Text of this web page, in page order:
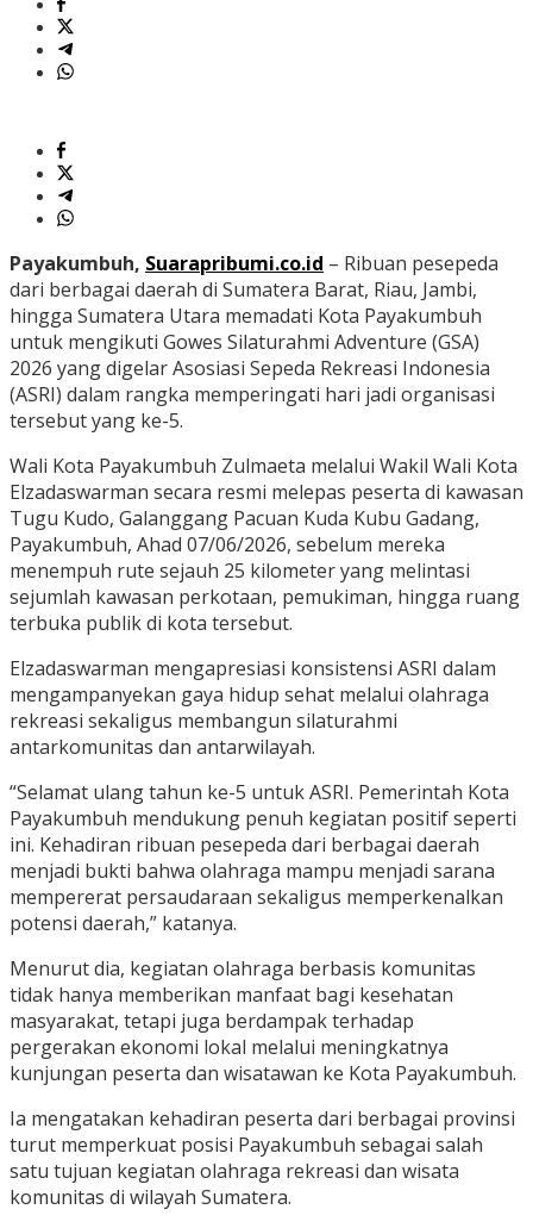
Payakumbuh, Suarapribumi.co.id – Ribuan pesepeda
dari berbagai daerah di Sumatera Barat, Riau, Jambi,
hingga Sumatera Utara memadati Kota Payakumbuh
untuk mengikuti Gowes Silaturahmi Adventure (GSA)
2026 yang digelar Asosiasi Sepeda Rekreasi Indonesia
(ASRI) dalam rangka memperingati hari jadi organisasi
tersebut yang ke-5.
Wali Kota Payakumbuh Zulmaeta melalui Wakil Wali Kota
Elzadaswarman secara resmi melepas peserta di kawasan
Tugu Kudo, Galanggang Pacuan Kuda Kubu Gadang,
Payakumbuh, Ahad 07/06/2026, sebelum mereka
menempuh rute sejauh 25 kilometer yang melintasi
sejumlah kawasan perkotaan, pemukiman, hingga ruang
terbuka publik di kota tersebut.
Elzadaswarman mengapresiasi konsistensi ASRI dalam
mengampanyekan gaya hidup sehat melalui olahraga
rekreasi sekaligus membangun silaturahmi
antarkomunitas dan antarwilayah.
“Selamat ulang tahun ke-5 untuk ASRI. Pemerintah Kota
Payakumbuh mendukung penuh kegiatan positif seperti
ini. Kehadiran ribuan pesepeda dari berbagai daerah
menjadi bukti bahwa olahraga mampu menjadi sarana
mempererat persaudaraan sekaligus memperkenalkan
potensi daerah,” katanya.
Menurut dia, kegiatan olahraga berbasis komunitas
tidak hanya memberikan manfaat bagi kesehatan
masyarakat, tetapi juga berdampak terhadap
pergerakan ekonomi lokal melalui meningkatnya
kunjungan peserta dan wisatawan ke Kota Payakumbuh.
Ia mengatakan kehadiran peserta dari berbagai provinsi
turut memperkuat posisi Payakumbuh sebagai salah
satu tujuan kegiatan olahraga rekreasi dan wisata
komunitas di wilayah Sumatera.